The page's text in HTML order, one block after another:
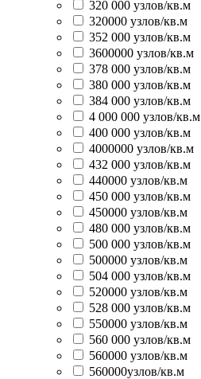
320 000 узлов/кв.м
320000 узлов/кв.м
352 000 узлов/кв.м
3600000 узлов/кв.м
378 000 узлов/кв.м
380 000 узлов/кв.м
384 000 узлов/кв.м
4 000 000 узлов/кв.м
400 000 узлов/кв.м
4000000 узлов/кв.м
432 000 узлов/кв.м
440000 узлов/кв.м
450 000 узлов/кв.м
450000 узлов/кв.м
480 000 узлов/кв.м
500 000 узлов/кв.м
500000 узлов/кв.м
504 000 узлов/кв.м
520000 узлов/кв.м
528 000 узлов/кв.м
550000 узлов/кв.м
560 000 узлов/кв.м
560000 узлов/кв.м
560000узлов/кв.м